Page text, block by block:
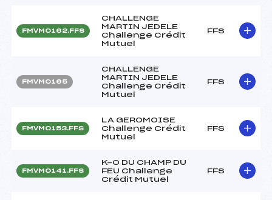
FMVM0162.FFS
CHALLENGE
MARTIN JEDELE
Challenge Crédit
Mutuel
FFS
FMVM0165
CHALLENGE
MARTIN JEDELE
Challenge Crédit
Mutuel
FFS
FMVM0153.FFS
LA GEROMOISE
Challenge Crédit
Mutuel
FFS
FMVM0141.FFS
K-O DU CHAMP DU
FEU Challenge
Crédit Mutuel
FFS